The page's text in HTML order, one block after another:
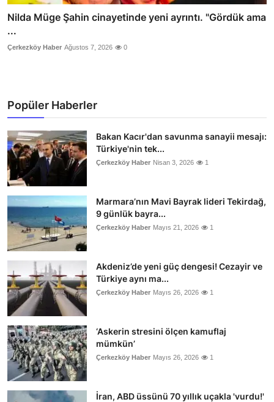
Nilda Müge Şahin cinayetinde yeni ayrıntı. "Gördük ama
...
Çerkezköy Haber Ağustos 7, 2026 0
Popüler Haberler
Bakan Kacır'dan savunma sanayii mesajı:
Türkiye'nin tek...
Çerkezköy Haber Nisan 3, 2026 1
Marmara’nın Mavi Bayrak lideri Tekirdağ,
9 günlük bayra...
Çerkezköy Haber Mayıs 21, 2026 1
Akdeniz’de yeni güç dengesi! Cezayir ve
Türkiye aynı ma...
Çerkezköy Haber Mayıs 26, 2026 1
‘Askerin stresini ölçen kamuflaj
mümkün’
Çerkezköy Haber Mayıs 26, 2026 1
İran, ABD üssünü 70 yıllık uçakla 'vurdu!'